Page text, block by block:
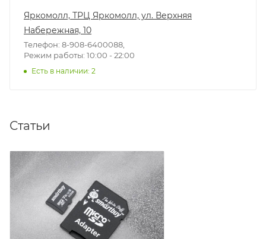
Яркомолл, ТРЦ Яркомолл, ул. Верхняя
Набережная, 10
Телефон: 8-908-6400088,
Режим работы: 10:00 - 22:00
Есть в наличии: 2
Статьи